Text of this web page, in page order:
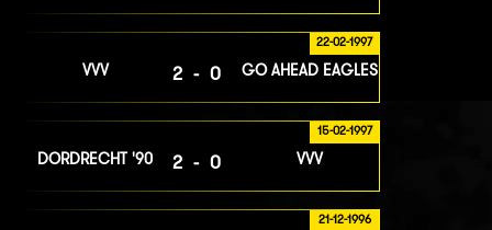
22-02-1997
VVV 2-0 GO AHEAD EAGLES
15-02-1997
DORDRECHT '90 2-0 VVV
21-12-1996